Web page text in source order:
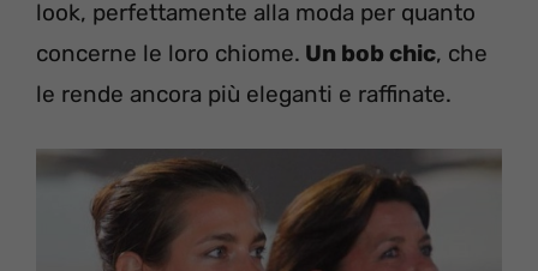
look, perfettamente alla moda per quanto
concerne le loro chiome. Un bob chic, che
le rende ancora più eleganti e raffinate.